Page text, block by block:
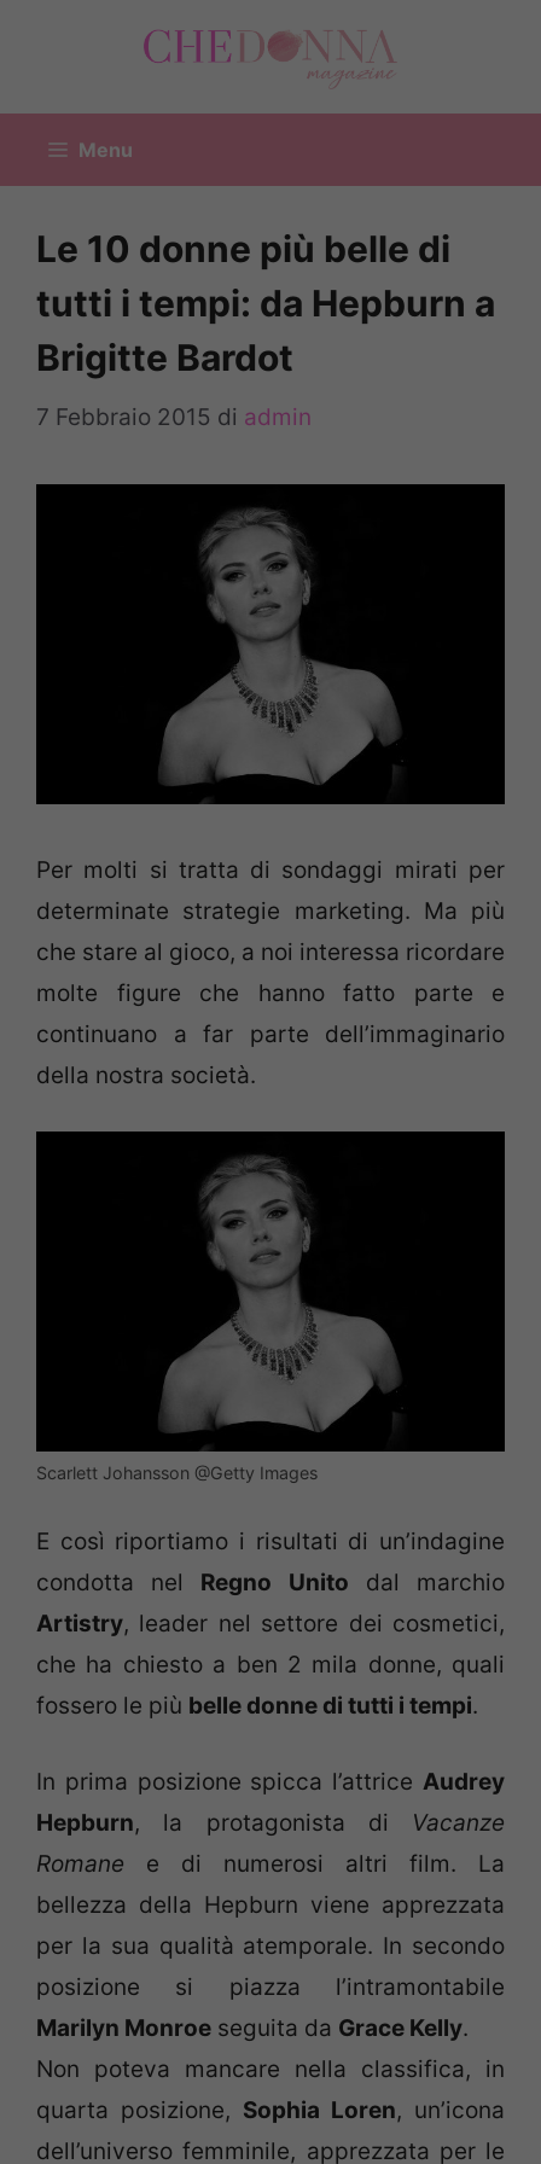
Menu
Le 10 donne più belle di
tutti i tempi: da Hepburn a
Brigitte Bardot
7 Febbraio 2015 di admin
Per molti si tratta di sondaggi mirati per
determinate strategie marketing. Ma più
che stare al gioco, a noi interessa ricordare
molte figure che hanno fatto parte e
continuano a far parte dell’immaginario
della nostra società.
Scarlett Johansson @Getty Images
E così riportiamo i risultati di un’indagine
condotta nel Regno Unito dal marchio
Artistry, leader nel settore dei cosmetici,
che ha chiesto a ben 2 mila donne, quali
fossero le più belle donne di tutti i tempi.
In prima posizione spicca l’attrice Audrey
Hepburn, la protagonista di Vacanze
Romane e di numerosi altri film. La
bellezza della Hepburn viene apprezzata
per la sua qualità atemporale. In secondo
posizione si piazza l’intramontabile
Marilyn Monroe seguita da Grace Kelly.
Non poteva mancare nella classifica, in
quarta posizione, Sophia Loren, un’icona
dell’universo femminile, apprezzata per le